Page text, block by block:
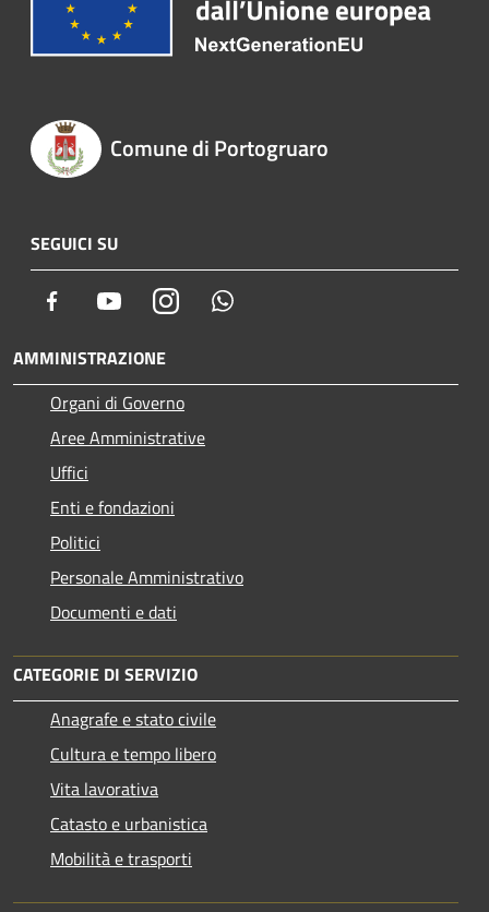
Comune di Portogruaro
SEGUICI SU
Facebook YoutubeInstagram
AMMINISTRAZIONE
Organi di Governo
Aree Amministrative
Uffici
Enti e fondazioni
Politici
Personale Amministrativo
Documenti e dati
CATEGORIE DI SERVIZIO
Anagrafe e stato civile
Cultura e tempo libero
Vita lavorativa
Catasto e urbanistica
Mobilità e trasporti